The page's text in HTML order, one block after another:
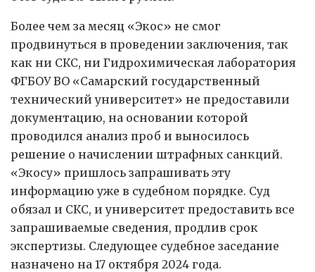
Более чем за месяц «Экос» не смог
продвинуться в проведении заключения, так
как ни СКС, ни Гидрохимическая лаборатория
ФГБОУ ВО «Самарский государственный
технический университет» не предоставили
документацию, на основании которой
проводился анализ проб и выносилось
решение о начислении штрафных санкций.
«Экосу» пришлось запрашивать эту
информацию уже в судебном порядке. Суд
обязал и СКС, и университет предоставить все
запрашиваемые сведения, продлив срок
экспертизы. Следующее судебное заседание
назначено на 17 октября 2024 года.